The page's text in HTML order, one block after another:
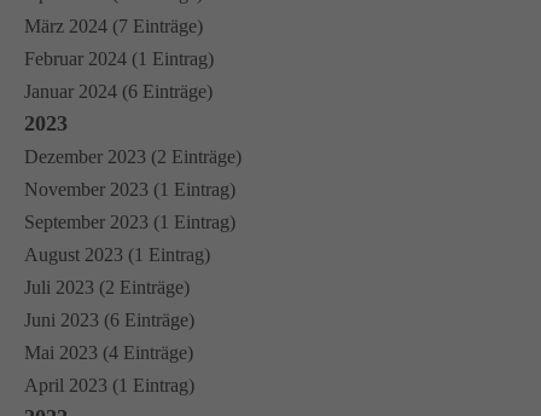
März 2024 (7 Einträge)
Februar 2024 (1 Eintrag)
Januar 2024 (6 Einträge)
2023
Dezember 2023 (2 Einträge)
November 2023 (1 Eintrag)
September 2023 (1 Eintrag)
August 2023 (1 Eintrag)
Juli 2023 (2 Einträge)
Juni 2023 (6 Einträge)
Mai 2023 (4 Einträge)
April 2023 (1 Eintrag)